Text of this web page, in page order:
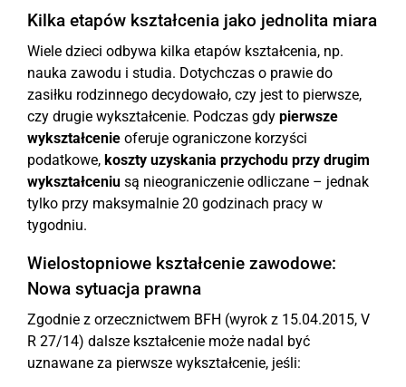
Kilka etapów kształcenia jako jednolita miara
Wiele dzieci odbywa kilka etapów kształcenia, np.
nauka zawodu i studia. Dotychczas o prawie do
zasiłku rodzinnego decydowało, czy jest to pierwsze,
czy drugie wykształcenie. Podczas gdy pierwsze
wykształcenie oferuje ograniczone korzyści
podatkowe, koszty uzyskania przychodu przy drugim
wykształceniu są nieograniczenie odliczane – jednak
tylko przy maksymalnie 20 godzinach pracy w
tygodniu.
Wielostopniowe kształcenie zawodowe:
Nowa sytuacja prawna
Zgodnie z orzecznictwem BFH (wyrok z 15.04.2015, V
R 27/14) dalsze kształcenie może nadal być
uznawane za pierwsze wykształcenie, jeśli: